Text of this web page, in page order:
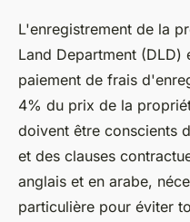
L'enregistrement de la
Land Department
paiement de frais
4% du prix de la
doivent être conscients
et des clauses
anglais et en arabe,
particulière pour éviter